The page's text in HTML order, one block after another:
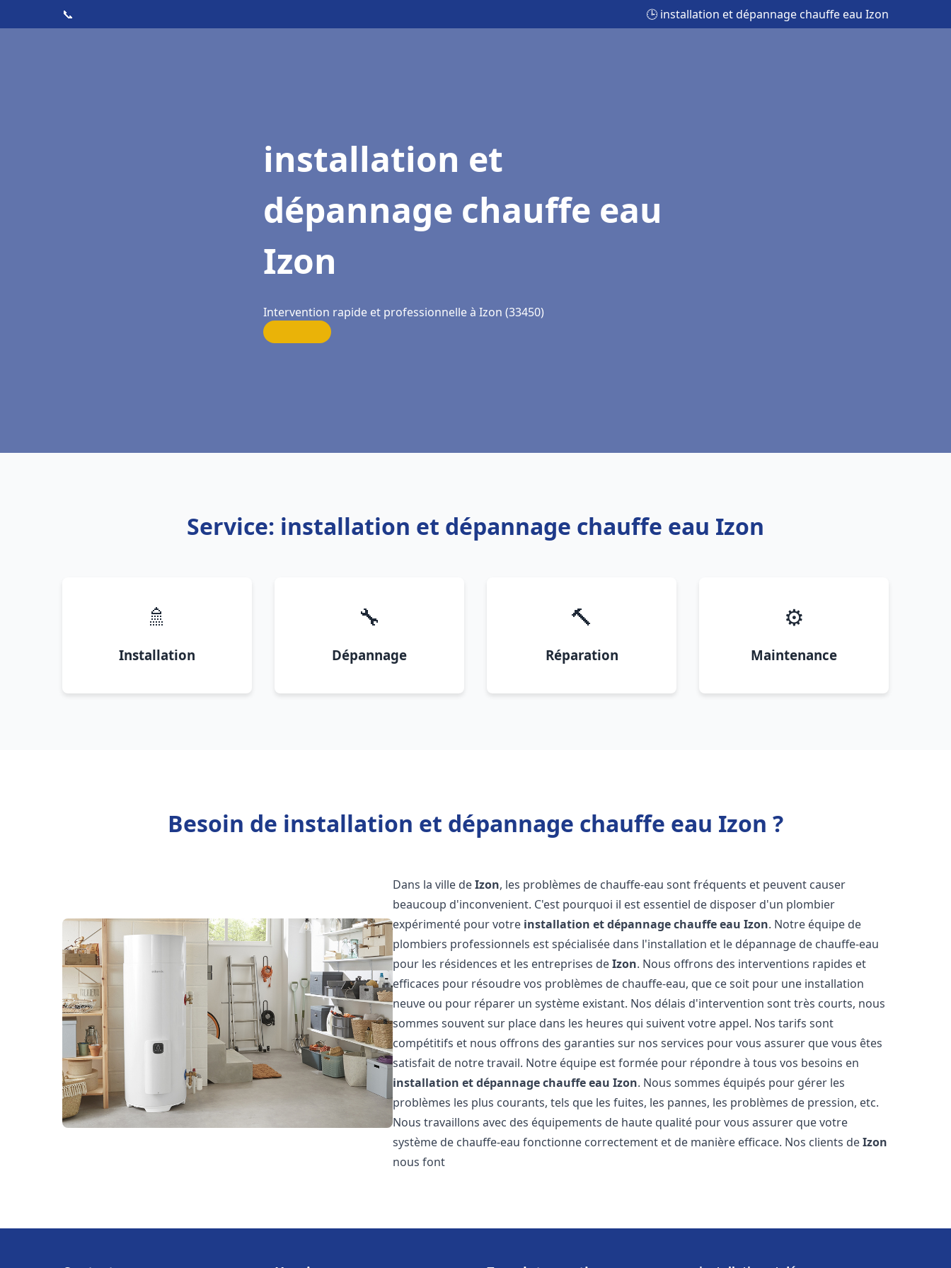
📞 🕒 installation et dépannage chauffe eau Izon
installation et
dépannage chauffe eau
Izon
Intervention rapide et professionnelle à Izon (33450)
Service: installation et dépannage chauffe eau Izon
🚿
Installation
🔧
Dépannage
🔨
Réparation
⚙️
Maintenance
Besoin de installation et dépannage chauffe eau Izon ?
Dans la ville deIzon, les problèmes de chauffe-eau sont fréquents et peuvent causer
beaucoup d'inconvenient. C'est pourquoi il est essentiel de disposer d'un plombier
expérimenté pour votre installation et dépannage chauffe eau Izon. Notre équipe de
plombiers professionnels est spécialisée dans l'installation et le dépannage de chauffe-eau
pour les résidences et les entreprises deIzon. Nous offrons des interventions rapides et
efficaces pour résoudre vos problèmes de chauffe-eau, que ce soit pour une installation
neuve ou pour réparer un système existant. Nos délais d'intervention sont très courts, nous
sommes souvent sur place dans les heures qui suivent votre appel. Nos tarifs sont
compétitifs et nous offrons des garanties sur nos services pour vous assurer que vous êtes
satisfait de notre travail. Notre équipe est formée pour répondre à tous vos besoins en
installation et dépannage chauffe eau Izon. Nous sommes équipés pour gérer les
problèmes les plus courants, tels que les fuites, les pannes, les problèmes de pression, etc.
Nous travaillons avec des équipements de haute qualité pour vous assurer que votre
système de chauffe-eau fonctionne correctement et de manière efficace. Nos clients deIzon
nous font